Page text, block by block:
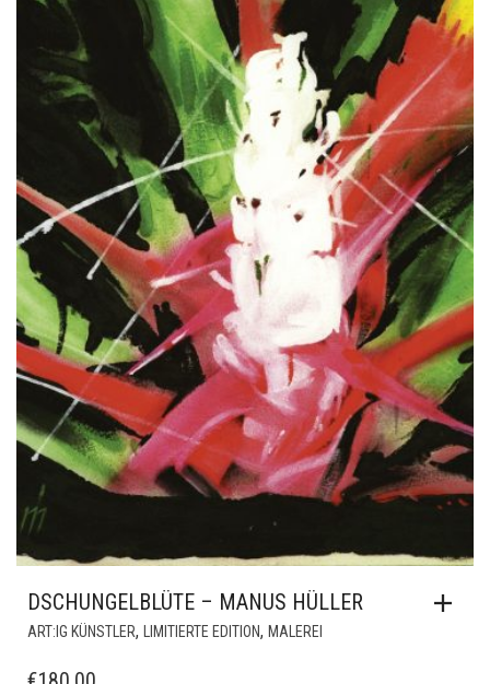
DSCHUNGELBLÜTE – MANUS HÜLLER
ART:IG KÜNSTLER, LIMITIERTE EDITION, MALEREI